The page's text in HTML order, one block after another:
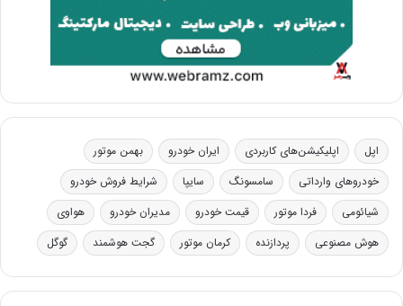
اپل اپلیکیشن‌های کاربردی ایران خودرو
بهمن موتور
خودروهای وارداتی
سامسونگ سایپا
شرایط فروش خودرو
شیائومی
فردا موتور قیمت خودرو مدیران خودرو
هواوی
هوش مصنوعی
پردازنده کرمان موتور گجت هوشمند گوگل